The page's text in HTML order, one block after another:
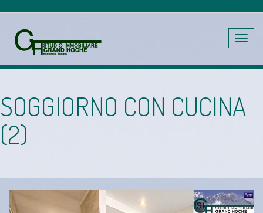
Toggle
SOGGIORNO CON CUCINA
(2)